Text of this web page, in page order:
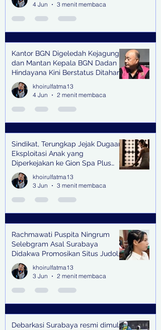
4 Jun
3 menit membaca
Kantor BGN Digeledah Kejagung
dan Mantan Kepala BGN Dadan
Hindayana Kini Berstatus Ditahan
khoirulfatma13
4 Jun
2 menit membaca
Sindikat, Terungkap Jejak Dugaan
Eksploitasi Anak yang
Diperkejakan ke Gion Spa Plus
and Pub Surabaya,
khoirulfatma13
3 Jun
3 menit membaca
Rachmawati Puspita Ningrum
Selebgram Asal Surabaya
Didakwa Promosikan Situs Judol,
Raup Rp2 Juta dari Tiga Kali
Endorse
khoirulfatma13
3 Jun
2 menit membaca
Debarkasi Surabaya resmi dimulai